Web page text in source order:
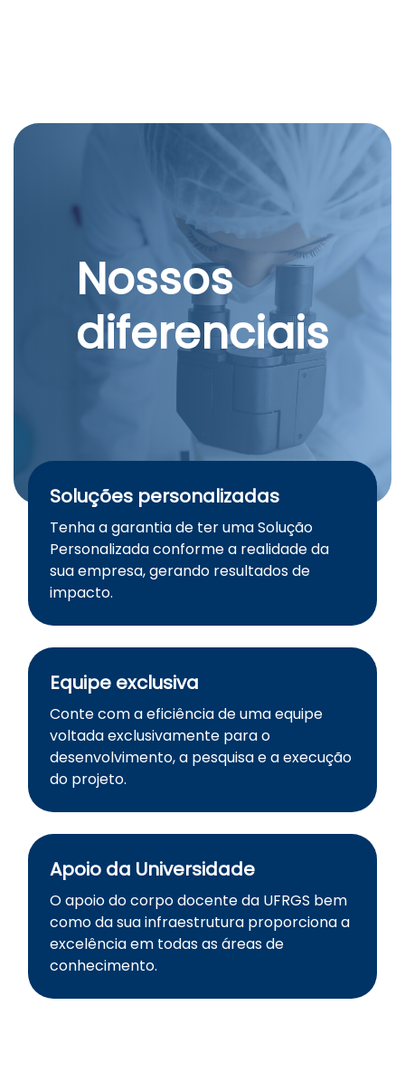
Nossos
diferenciais
Soluções personalizadas
Tenha a garantia de ter uma Solução
Personalizada conforme a realidade da
sua empresa, gerando resultados de
impacto.
Equipe exclusiva
Conte com a eficiência de uma equipe
voltada exclusivamente para o
desenvolvimento, a pesquisa e a execução
do projeto.
Apoio da Universidade
O apoio do corpo docente da UFRGS bem
como da sua infraestrutura proporciona a
excelência em todas as áreas de
conhecimento.